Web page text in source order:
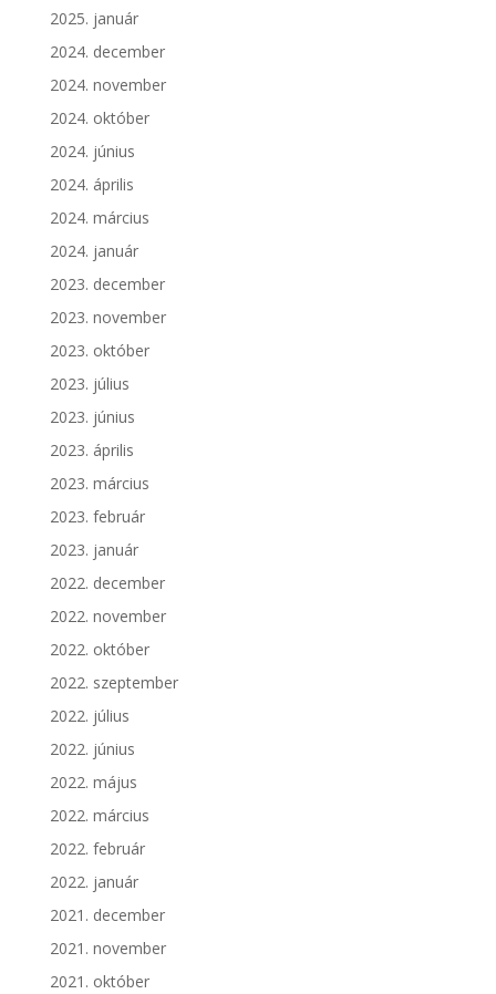
2025. január
2024. december
2024. november
2024. október
2024. június
2024. április
2024. március
2024. január
2023. december
2023. november
2023. október
2023. július
2023. június
2023. április
2023. március
2023. február
2023. január
2022. december
2022. november
2022. október
2022. szeptember
2022. július
2022. június
2022. május
2022. március
2022. február
2022. január
2021. december
2021. november
2021. október